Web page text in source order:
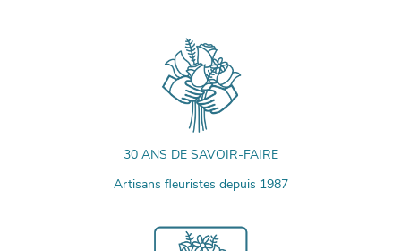
30 ANS DE SAVOIR-FAIRE
Artisans fleuristes depuis 1987